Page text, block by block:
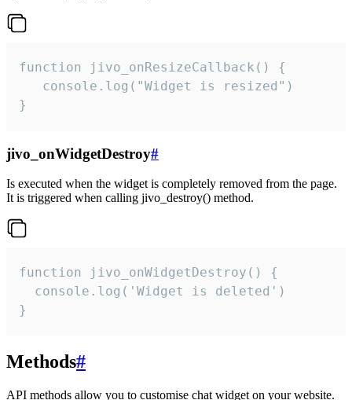
function jivo_onResizeCallback() {
   console.log("Widget is resized")
}
jivo_onWidgetDestroy#
Is executed when the widget is completely removed from the page.
It is triggered when calling jivo_destroy() method.
function jivo_onWidgetDestroy() {
  console.log('Widget is deleted')
}
Methods#
API methods allow you to customise chat widget on your website.